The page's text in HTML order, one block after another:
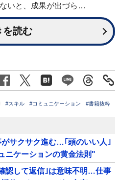
いと、成果が出づら…
を読む
#スキル #コミュニケーション #書籍抜粋
サクサク進む…｢頭のいい人｣
ニケーションの黄金法則"
認して返信｣は意味不明…仕事